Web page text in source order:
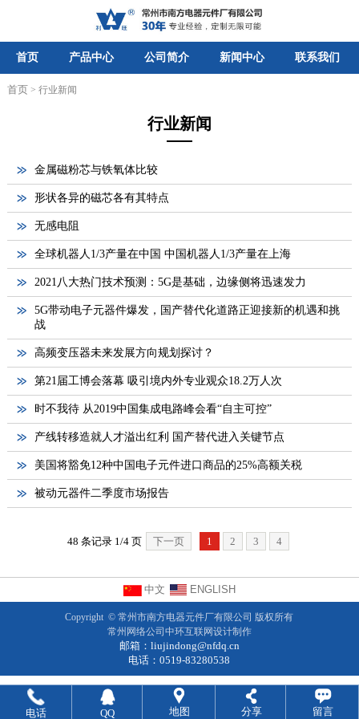
首页 产品中心 公司简介 新闻中心 联系我们
首页> 行业新闻
行业新闻
金属磁粉芯与铁氧体比较
形状各异的磁芯各有其特点
无感电阻
全球机器人1/3产量在中国 中国机器人1/3产量在上海
2021八大热门技术预测：5G是基础，边缘侧将迅速发力
5G带动电子元器件爆发，国产替代化道路正迎接新的机遇和挑
战
高频变压器未来发展方向规划探讨？
第21届工博会落幕 吸引境内外专业观众18.2万人次
时不我待 从2019中国集成电路峰会看“自主可控”
产线转移造就人才溢出红利 国产替代进入关键节点
美国将豁免12种中国电子元件进口商品的25%高额关税
被动元器件二季度市场报告
48 条记录 1/4 页 下一页 1 2 3 4
中文 ENGLISH
Copyright ©常州市南方电器元件厂有限公司 版权所有
常州网络公司中环互联网设计制作
邮箱： liujindong@nfdq.cn
电话：0519-83280538
电话 QQ 地图 分享 留言